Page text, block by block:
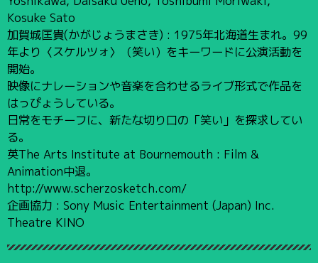
Kosuke Sato
加賀城匡貴(かがじょうまさき) : 1975年北海道生まれ。99
年より〈スケルツォ〉（笑い）をキーワードに公演活動を
開始。
映像にナレーションや音楽を合わせるライブ形式で作品を
はっぴょうしている。
日常をモチーフに、新たな切り口の「笑い」を探求してい
る。
英The Arts Institute at Bournemouth : Film &
Animation中退。
http://www.scherzosketch.com/
企画協力 : Sony Music Entertainment (Japan) Inc.
Theatre KINO